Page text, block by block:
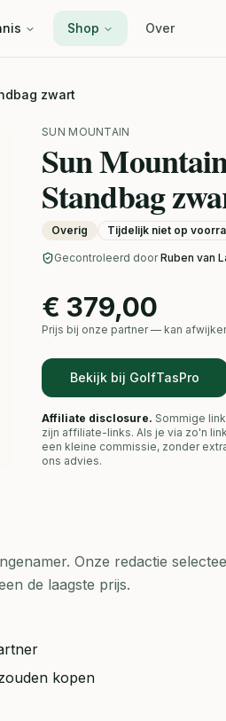
Shop Over
zwart
SUN MOUNTAIN
Sun
Standbag
Overig Tijdelijk niet op
Gecontroleerd door Ruben van
€ 379,00
Prijs bij onze partner — kan
Bekijk bij GolfTasPro
Affiliate disclosure. Sommige
zijn affiliate-links. Als je via zo'n
een kleine commissie, zonder
ons advies.
Onze redactie
de laagste prijs.
kopen